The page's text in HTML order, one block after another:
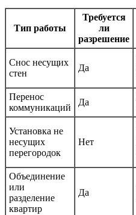
Тип работы
Требуется
ли
разрешение
Снос несущих
стен
Да
Перенос
коммуникаций
Да
Установка не
несущих
перегородок
Нет
Объединение
или
разделение
квартир
Да